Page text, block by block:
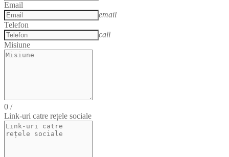
Email
email
Telefon
call
Misiune
0 /
Link-uri catre rețele sociale